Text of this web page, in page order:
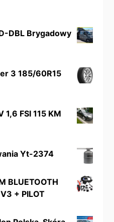
DBL Brygadowy
3 185/60R15
1,6 FSI 115 KM
Yt-2374
BLUETOOTH
+ PILOT